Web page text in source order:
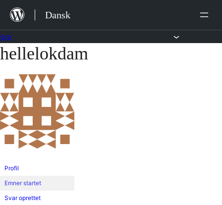
Hop
indhold
Dansk
Spring
indhold
hellelokdam
Profil
Emner startet
Svar oprettet